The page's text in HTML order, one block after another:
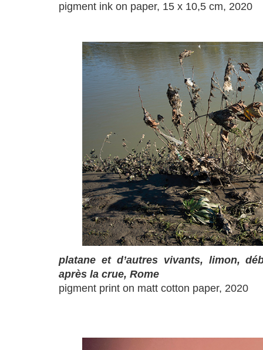
pigment ink on paper, 15 x 10,5 cm, 2020
platane et d’autres vivants, limon,
après la crue, Rome
pigment print on matt cotton paper, 2020